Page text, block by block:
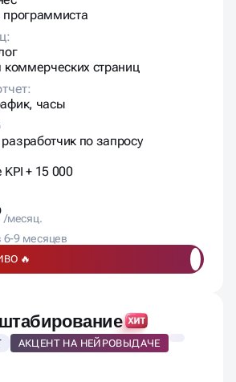
коммерческих страниц
часы
по запросу
+ 15 000
6-9 месяцев
🔥
АКЦЕНТ НА НЕЙРОВЫДАЧЕ